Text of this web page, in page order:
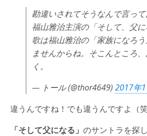
勘違いされてそうなんで言って
福山雅治主演の「そして、父
歌は福山雅治の「家族になろ
ませんからね。そこんところ
く。
— トール (@thor4649) 2017年
違うんですね！でも違うんですよ（笑
「そして父になる」 のサントラを探